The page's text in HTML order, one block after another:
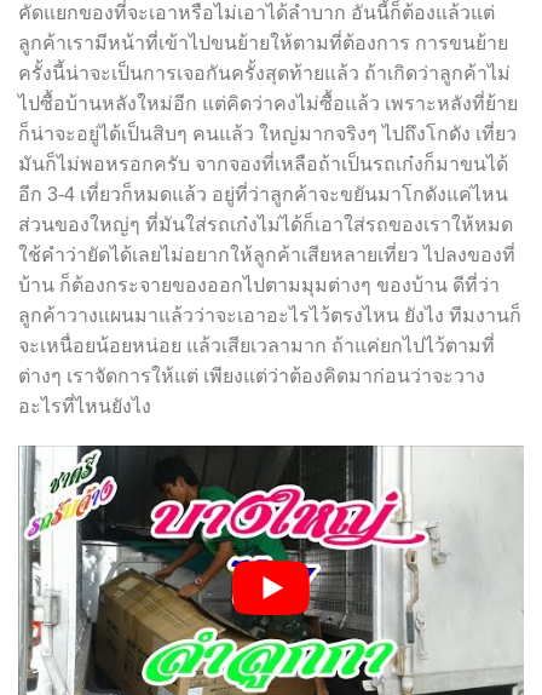
คัดแยกของที่จะเอาหรือไม่เอาได้ลำบาก อันนี้ก็ต้องแล้วแต่
ลูกค้าเรามีหน้าที่เข้าไปขนย้ายให้ตามที่ต้องการ การขนย้าย
ครั้งนี้น่าจะเป็นการเจอกันครั้งสุดท้ายแล้ว ถ้าเกิดว่าลูกค้าไม่
ไปซื้อบ้านหลังใหม่อีก แต่คิดว่าคงไม่ซื้อแล้ว เพราะหลังที่ย้าย
ก็น่าจะอยู่ได้เป็นสิบๆ คนแล้ว ใหญ่มากจริงๆ ไปถึงโกดัง เที่ยว
มันก็ไม่พอหรอกครับ จากจองที่เหลือถ้าเป็นรถเก๋งก็มาขนได้
อีก 3-4 เที่ยวก็หมดแล้ว อยู่ที่ว่าลูกค้าจะขยันมาโกดังแค่ไหน
ส่วนของใหญ่ๆ ที่มันใส่รถเก๋งไม่ได้ก็เอาใส่รถของเราให้หมด
ใช้คำว่ายัดได้เลยไม่อยากให้ลูกค้าเสียหลายเที่ยว ไปลงของที่
บ้าน ก็ต้องกระจายของออกไปตามมุมต่างๆ ของบ้าน ดีที่ว่า
ลูกค้าวางแผนมาแล้วว่าจะเอาอะไรไว้ตรงไหน ยังไง ทีมงานก็
จะเหนื่อยน้อยหน่อย แล้วเสียเวลามาก ถ้าแค่ยกไปไว้ตามที่
ต่างๆ เราจัดการให้แต่ เพียงแต่ว่าต้องคิดมาก่อนว่าจะวาง
อะไรที่ไหนยังไง